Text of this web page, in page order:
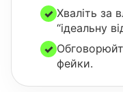
✓ Хваліть за
“ідеальну
✓
фейки.